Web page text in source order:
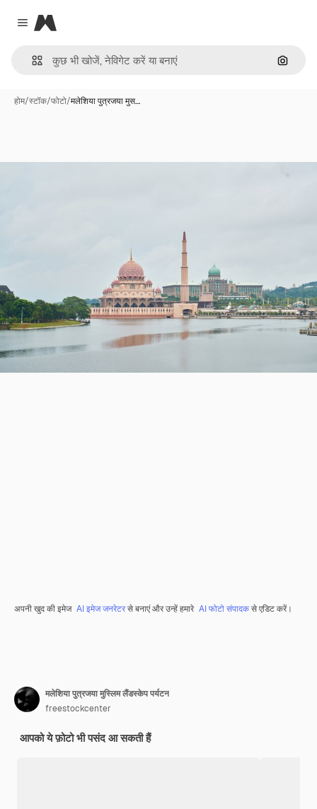
Close menu
Magnific
इमेज से
होम/स्टॉक/फोटो/मलेशिया पुत्रजया मुस…
अपनी खुद की इमेज AI इमेज जनरेटरसे बनाएं और उन्हें हमारे AI फोटो संपादकसे एडिट करें।
मलेशिया पुत्रजया मुस्लिम लैंडस्केप पर्यटन
freestockcenter
आपको ये फ़ोटो भी पसंद आ सकती हैं